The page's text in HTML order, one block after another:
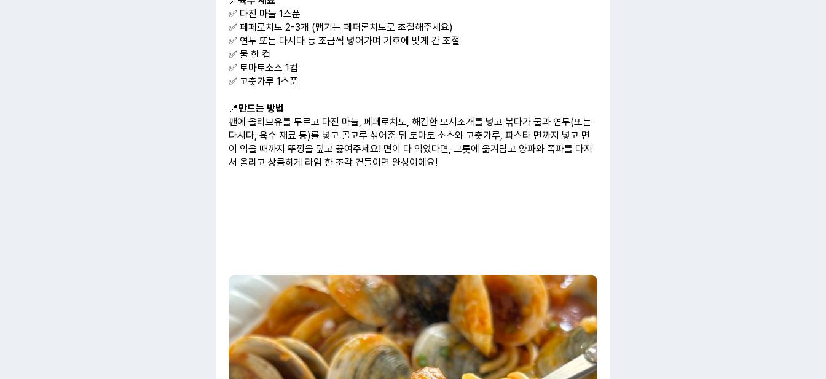
✅ 다진 마늘 1스푼
✅ 페페로치노 2-3개 (맵기는 페퍼론치노로 조절해주세요)
✅ 연두 또는 다시다 등 조금씩 넣어가며 기호에 맞게 간 조절
✅ 물 한 컵
✅ 토마토소스 1컵
✅ 고춧가루 1스푼
📍만드는 방법
팬에 올리브유를 두르고 다진 마늘, 페페로치노, 해감한 모시조개를 넣고 볶다가 물과 연두(또는
다시다, 육수 재료 등)를 넣고 골고루 섞어준 뒤 토마토 소스와 고춧가루, 파스타 면까지 넣고 면
이 익을 때까지 뚜껑을 덮고 끓여주세요! 면이 다 익었다면, 그릇에 옮겨담고 양파와 쪽파를 다져
서 올리고 상큼하게 라임 한 조각 곁들이면 완성이에요!